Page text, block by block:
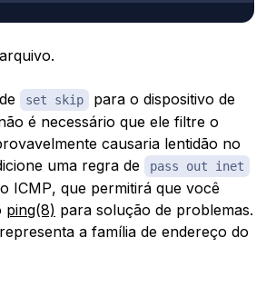
set skip
para o dispositivo de
é necessário que ele filtre o
causaria lentidão no
uma regra de
pass out inet
ICMP, que permitirá que você
ping(8) para solução de problemas.
representa a família de endereço do